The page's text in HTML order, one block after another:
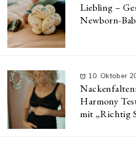
Liebling –
Newborn-
10. Oktober
Harmony
mit „Richtig